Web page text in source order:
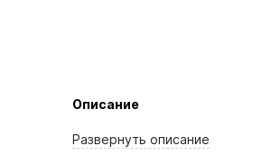
Описание
Развернуть описание